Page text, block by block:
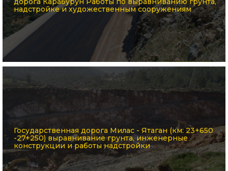
надстройке и художественным сооружениям
Государственная дорога Милас - Ятаган (км: 23+650
-27+250) выравнивание грунта, инженерные
конструкции и работы надстройки